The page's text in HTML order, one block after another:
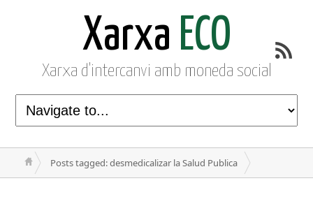
Xarxa ECO
Xarxa d'intercanvi amb moneda social
Posts tagged: desmedicalizar la Salud Publica